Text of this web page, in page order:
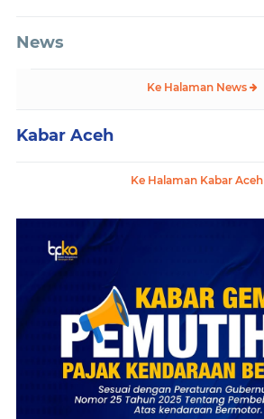
News
Ke Halaman News
Kabar Aceh
Ke Halaman Kabar Aceh